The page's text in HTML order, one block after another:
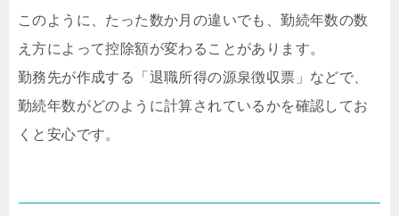
このように、たった数か月の違いでも、勤続年数の数
え方によって控除額が変わることがあります。
勤務先が作成する「退職所得の源泉徴収票」などで、
勤続年数がどのように計算されているかを確認してお
くと安心です。